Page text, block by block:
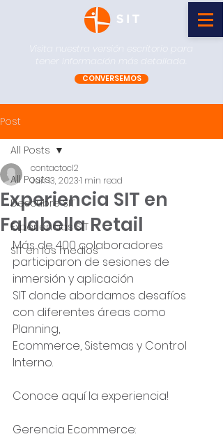
Visita nuestra versión escritorio para
tener información más detallada.
CONVERSEMOS
Post
All Posts
Descubre SIT
Experiencias SIT
SIT en los medios
All Posts
Experiencia SIT en
Falabella Retail
contactocl2
Jun 13, 20231 min read
Más de 400 colaboradores
participaron de sesiones de
inmersión y aplicación
SIT donde abordamos desafíos
con diferentes áreas como
Planning,
Ecommerce, Sistemas y Control
Interno.
Conoce aquí la experiencia!
Gerencia Ecommerce: